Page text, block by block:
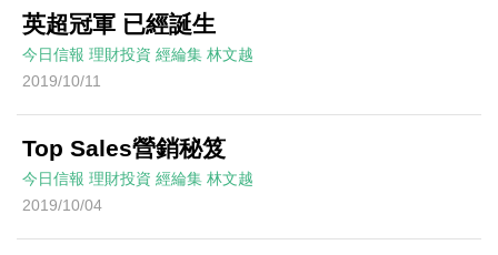
英超冠軍 已經誕生
今日信報 理財投資 經綸集 林文越
2019/10/11
Top Sales營銷秘笈
今日信報 理財投資 經綸集 林文越
2019/10/04